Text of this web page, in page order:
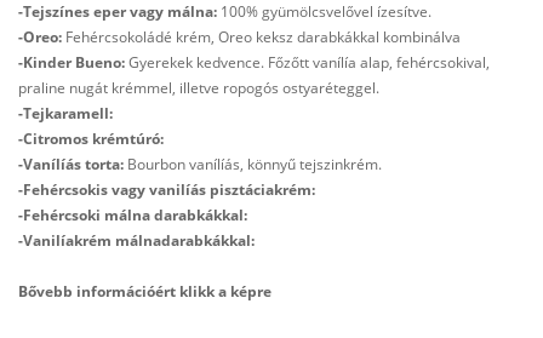
-Tejszínes eper vagy málna: 100% gyümölcsvelővel ízesítve.
-Oreo: Fehércsokoládé krém, Oreo keksz darabkákkal kombinálva
-Kinder Bueno:Gyerekek kedvence. Főzőtt vanílía alap, fehércsokival,
praline nugát krémmel, illetve ropogós ostyaréteggel.
-Tejkaramell:
-Citromos krémtúró:
-Vanílíás torta: Bourbon vanílíás, könnyű tejszinkrém.
-Fehércsokis vagy vanilíás pisztáciakrém:
-Fehércsoki málna darabkákkal:
-Vanilíakrém málnadarabkákkal:
Bővebb információért klikk a képre